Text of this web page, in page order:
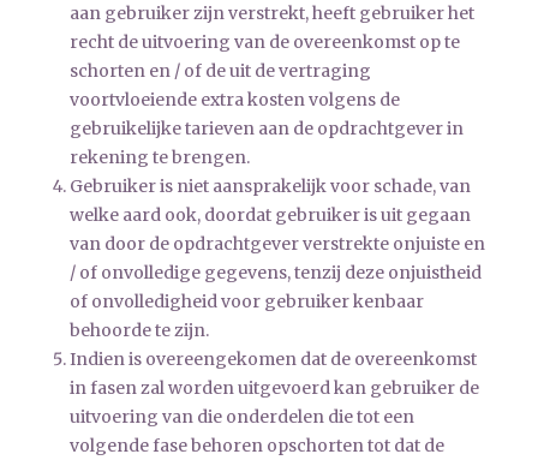
aan gebruiker zijn verstrekt, heeft gebruiker het
recht de uitvoering van de overeenkomst op te
schorten en / of de uit de vertraging
voortvloeiende extra kosten volgens de
gebruikelijke tarieven aan de opdrachtgever in
rekening te brengen.
Gebruiker is niet aansprakelijk voor schade, van
welke aard ook, doordat gebruiker is uit gegaan
van door de opdrachtgever verstrekte onjuiste en
/ of onvolledige gegevens, tenzij deze onjuistheid
of onvolledigheid voor gebruiker kenbaar
behoorde te zijn.
Indien is overeengekomen dat de overeenkomst
in fasen zal worden uitgevoerd kan gebruiker de
uitvoering van die onderdelen die tot een
volgende fase behoren opschorten tot dat de